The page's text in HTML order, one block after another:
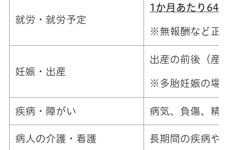
就労・就労予定
1 か月あたり64
※無報酬など正
妊娠・出産
出産の前後（産
※多胎妊娠の場
疾病・障がい 病気、負傷、精
病人の介護・看護 長期間の疾病や